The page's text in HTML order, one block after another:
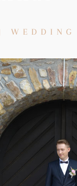
WEDDING